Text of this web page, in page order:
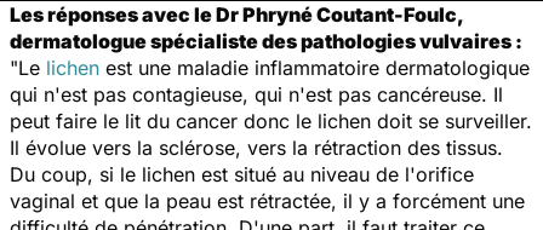
Les réponses avec le Dr Phryné Coutant-Foulc,
dermatologue spécialiste des pathologies vulvaires :
"Le lichen est une maladie inflammatoire dermatologique
qui n'est pas contagieuse, qui n'est pas cancéreuse. Il
peut faire le lit du cancer donc le lichen doit se surveiller.
Il évolue vers la sclérose, vers la rétraction des tissus.
Du coup, si le lichen est situé au niveau de l'orifice
vaginal et que la peau est rétractée, il y a forcément une